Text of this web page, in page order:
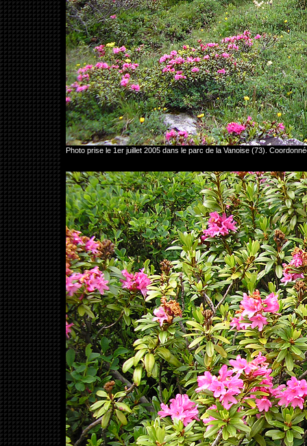
Photo prise le 1er juillet 2005 dans le parc de la Vanoise (73).